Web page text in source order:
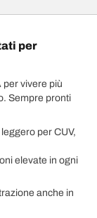
per
per vivere più
Sempre pronti
per CUV,
elevate in ogni
anche in